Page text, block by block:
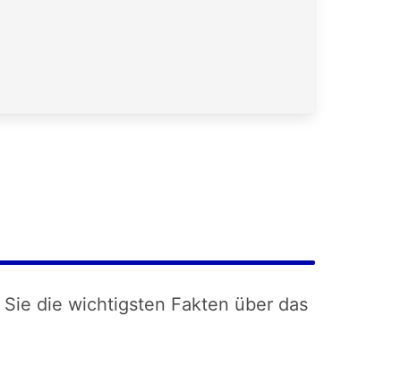
die wichtigsten Fakten über das